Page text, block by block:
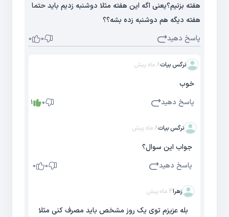
هفته بزنیم؟یعنی اگه این هفته مثلا دوشنبه زدیم باید حتما
هفته دیگه هم دوشنبه زده بشه؟؟
پاسخ دهید
0
0
نرگس بیات8 ماه پیش
خوب
پاسخ دهید
0
1
نرگس بیات8 ماه پیش
جواب این سوال؟
پاسخ دهید
0
0
زهرا4 ماه پیش
بله عزیزم توی یک روز مشخص باید مصرف کنی مثلا